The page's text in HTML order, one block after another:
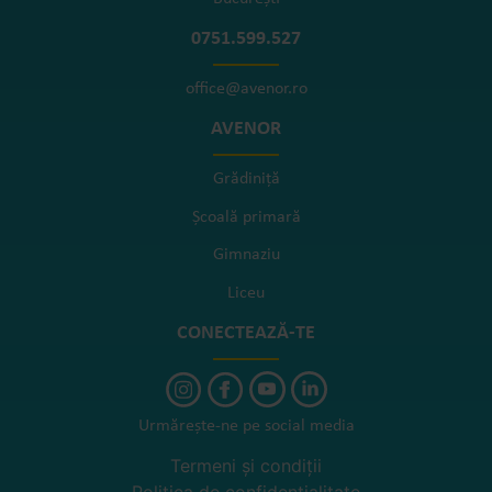
0751.599.527
office@avenor.ro
AVENOR
Grădiniță
Școală primară
Gimnaziu
Liceu
CONECTEAZĂ-TE
Urmărește-ne pe social media
Termeni și condiții